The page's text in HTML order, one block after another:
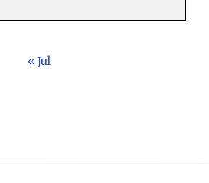
« Jul